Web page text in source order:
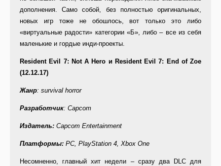
дополнения. Само собой, без полностью оригинальных,
новых игр тоже не обошлось, вот только это либо
«виртуальные радости» категории «Б», либо – все из себя
маленькие и гордые инди-проекты.
Resident Evil 7: Not A Hero и Resident Evil 7: End of Zoe
(12.12.17)
Жанр: survival horror
Разработчик: Capcom
Издатель: Capcom Entertainment
Платформы: PC, PlayStation 4, Xbox One
Несомненно, главный хит недели – сразу два DLC для